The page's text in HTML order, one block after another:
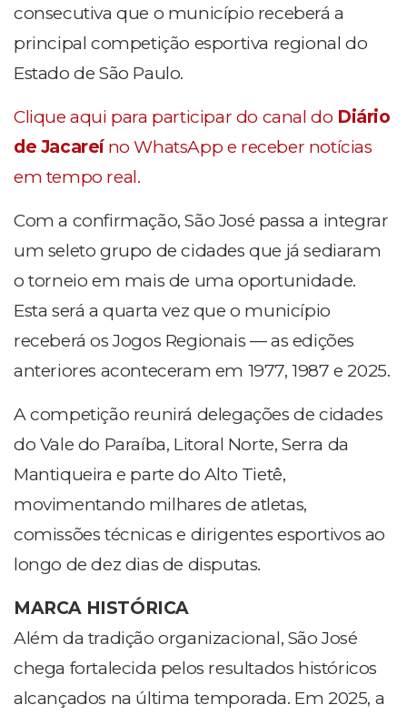
consecutiva que o município receberá a
principal competição esportiva regional do
Estado de São Paulo.
Clique aqui para participar do canal do Diário
de Jacareíno WhatsApp e receber notícias
em tempo real.
Com a confirmação, São José passa a integrar
um seleto grupo de cidades que já sediaram
o torneio em mais de uma oportunidade.
Esta será a quarta vez que o município
receberá os Jogos Regionais — as edições
anteriores aconteceram em 1977, 1987 e 2025.
A competição reunirá delegações de cidades
do Vale do Paraíba, Litoral Norte, Serra da
Mantiqueira e parte do Alto Tietê,
movimentando milhares de atletas,
comissões técnicas e dirigentes esportivos ao
longo de dez dias de disputas.
MARCA HISTÓRICA
Além da tradição organizacional, São José
chega fortalecida pelos resultados históricos
alcançados na última temporada. Em 2025, a